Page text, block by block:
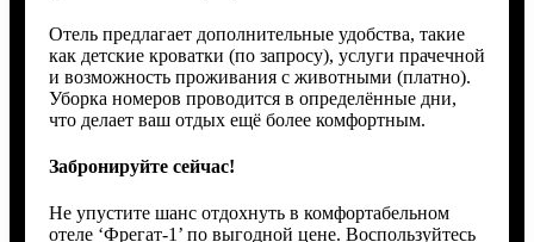
Отель предлагает дополнительные удобства, такие
как детские кроватки (по запросу), услуги прачечной
и возможность проживания с животными (платно).
Уборка номеров проводится в определённые дни,
что делает ваш отдых ещё более комфортным.
Забронируйте сейчас!
Не упустите шанс отдохнуть в комфортабельном
отеле ‘Фрегат-1’ по выгодной цене. Воспользуйтесь